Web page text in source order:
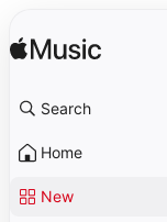
Search
Home
New